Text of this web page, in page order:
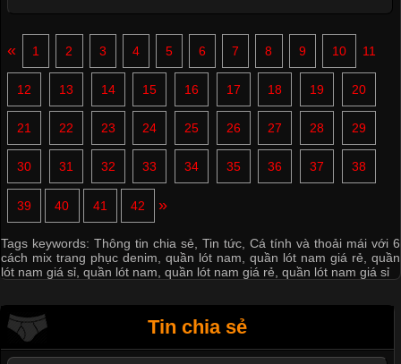
« 1 2 3 4 5 6 7 8 9 10 11
12 13 14 15 16 17 18 19 20
21 22 23 24 25 26 27 28 29
30 31 32 33 34 35 36 37 38
39 40 41 42 »
Tags keywords: Thông tin chia sẻ Tin tức Cá tính và thoải mái với 6
cách mix trang phục denim
quần lót nam quần lót nam giá rẻ
quần
lót nam giá sỉ quần lót nam quần lót nam giá rẻ quần lót nam giá sỉ
Tin chia sẻ